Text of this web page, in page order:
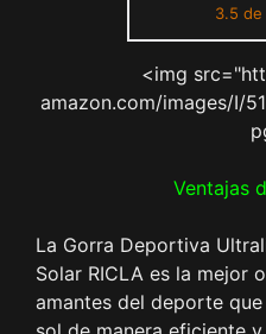
3.5 de
<img
amazon.com/images/I/
Ventajas
La Gorra Deportiva
Solar RICLA es la mejor
amantes del deporte